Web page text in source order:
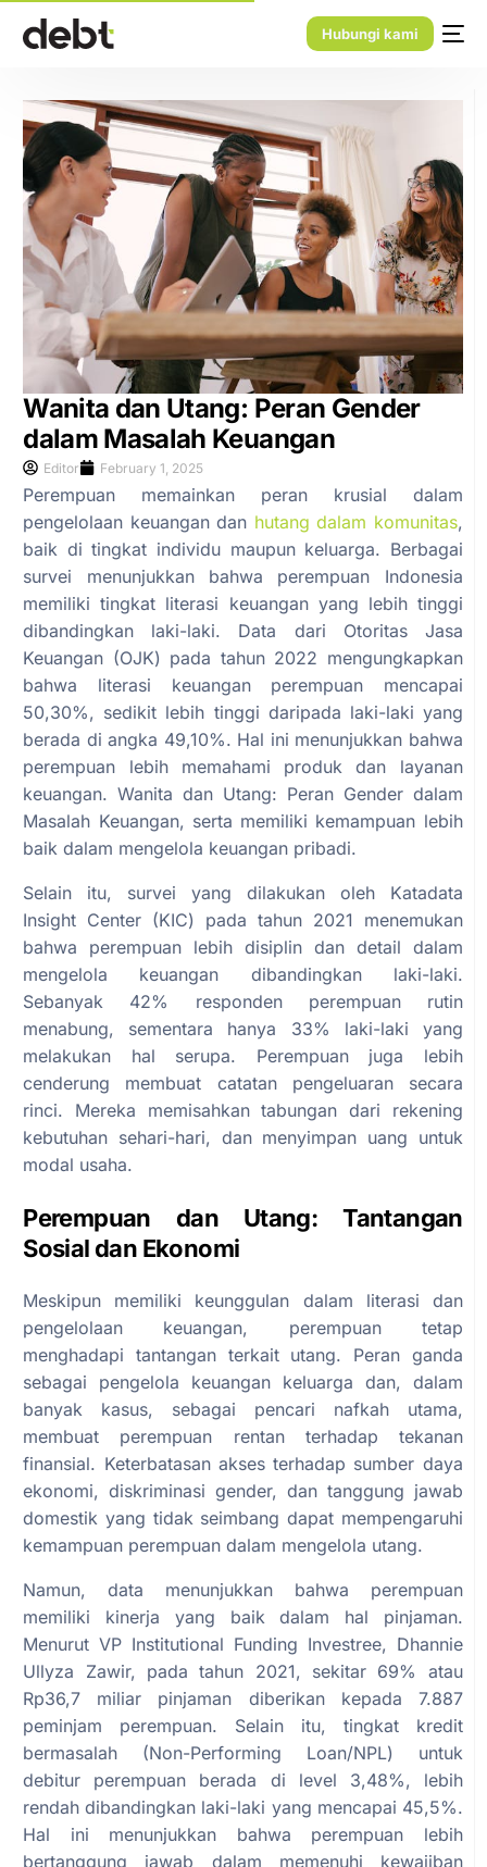
Hubungi kami
Wanita dan Utang: Peran Gender
dalam Masalah Keuangan
Editor February 1, 2025
Perempuan memainkan peran krusial dalam
pengelolaan keuangan dan hutang dalam komunitas,
baik di tingkat individu maupun keluarga. Berbagai
survei menunjukkan bahwa perempuan Indonesia
memiliki tingkat literasi keuangan yang lebih tinggi
dibandingkan laki-laki. Data dari Otoritas Jasa
Keuangan (OJK) pada tahun 2022 mengungkapkan
bahwa literasi keuangan perempuan mencapai
50,30%, sedikit lebih tinggi daripada laki-laki yang
berada di angka 49,10%. Hal ini menunjukkan bahwa
perempuan lebih memahami produk dan layanan
keuangan. Wanita dan Utang: Peran Gender dalam
Masalah Keuangan, serta memiliki kemampuan lebih
baik dalam mengelola keuangan pribadi.
Selain itu, survei yang dilakukan oleh Katadata
Insight Center (KIC) pada tahun 2021 menemukan
bahwa perempuan lebih disiplin dan detail dalam
mengelola keuangan dibandingkan laki-laki.
Sebanyak 42% responden perempuan rutin
menabung, sementara hanya 33% laki-laki yang
melakukan hal serupa. Perempuan juga lebih
cenderung membuat catatan pengeluaran secara
rinci. Mereka memisahkan tabungan dari rekening
kebutuhan sehari-hari, dan menyimpan uang untuk
modal usaha.
Perempuan dan Utang: Tantangan
Sosial dan Ekonomi
Meskipun memiliki keunggulan dalam literasi dan
pengelolaan keuangan, perempuan tetap
menghadapi tantangan terkait utang. Peran ganda
sebagai pengelola keuangan keluarga dan, dalam
banyak kasus, sebagai pencari nafkah utama,
membuat perempuan rentan terhadap tekanan
finansial. Keterbatasan akses terhadap sumber daya
ekonomi, diskriminasi gender, dan tanggung jawab
domestik yang tidak seimbang dapat mempengaruhi
kemampuan perempuan dalam mengelola utang.
Namun, data menunjukkan bahwa perempuan
memiliki kinerja yang baik dalam hal pinjaman.
Menurut VP Institutional Funding Investree, Dhannie
Ullyza Zawir, pada tahun 2021, sekitar 69% atau
Rp36,7 miliar pinjaman diberikan kepada 7.887
peminjam perempuan. Selain itu, tingkat kredit
bermasalah (Non-Performing Loan/NPL) untuk
debitur perempuan berada di level 3,48%, lebih
rendah dibandingkan laki-laki yang mencapai 45,5%.
Hal ini menunjukkan bahwa perempuan lebih
bertanggung jawab dalam memenuhi kewajiban